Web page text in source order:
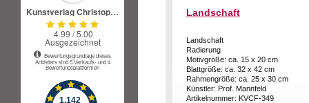
Landschaft
Landschaft
Radierung
Motivgröße: ca. 15 x 20 cm
Blattgröße: ca. 32 x 42 cm
Rahmengröße: ca. 25 x 30 cm
Künstler: Prof. Mannfeld
Artikelnummer: KVCF-349